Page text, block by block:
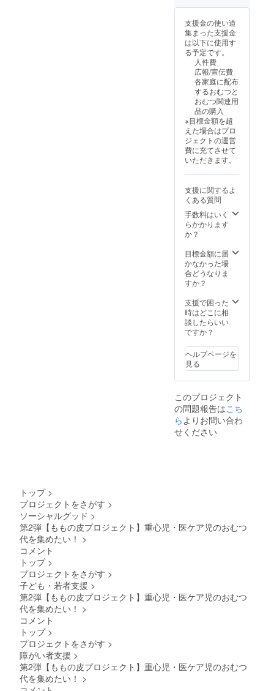
ついては、プロ
ジェクト終了後
にお送りする
メールをご確認
ください。
支援金の使い道
集まった支援金
は以下に使用す
る予定です。
人件費
広報/宣伝費
各家庭に配布
するおむつと
おむつ関連用
品の購入
※目標金額を超
えた場合はプロ
ジェクトの運営
費に充てさせて
いただきます。
支援に関するよ
くある質問
手数料はいく
らかかります
か？
目標金額に届
かなかった場
合どうなりま
すか？
支援で困った
時はどこに相
談したらいい
ですか？
ヘルプページを
見る
このプロジェクト
の問題報告はこち
らよりお問い合わ
せください
トップ >
プロジェクトをさがす >
ソーシャルグッド >
第2弾【ももの皮プロジェクト】重心児・医ケア児のおむつ
代を集めたい！ >
コメント
トップ >
プロジェクトをさがす >
子ども・若者支援 >
第2弾【ももの皮プロジェクト】重心児・医ケア児のおむつ
代を集めたい！ >
コメント
トップ >
プロジェクトをさがす >
障がい者支援 >
第2弾【ももの皮プロジェクト】重心児・医ケア児のおむつ
代を集めたい！ >